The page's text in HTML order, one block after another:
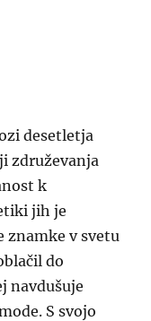
desetletja
združevanja
k
jih je
znamke v svetu
do
navdušuje
S svojo